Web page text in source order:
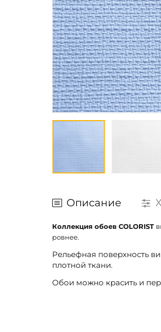
Описание
Коллекция обоев COLORIST
ровнее.
Рельефная поверхность
плотной ткани.
Обои можно красить и